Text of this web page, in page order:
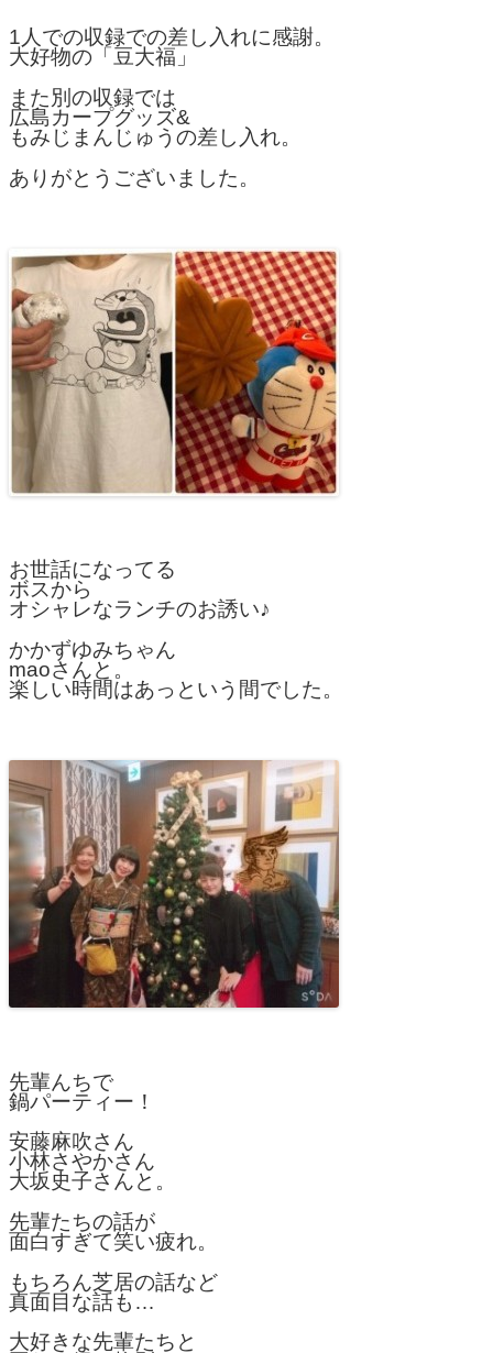
1人での収録での差し入れに感謝。
大好物の「豆大福」
また別の収録では
広島カープグッズ&
もみじまんじゅうの差し入れ。
ありがとうございました。
お世話になってる
ボスから
オシャレなランチのお誘い♪
かかずゆみちゃん
maoさんと。
楽しい時間はあっという間でした。
先輩んちで
鍋パーティー！
安藤麻吹さん
小林さやかさん
大坂史子さんと。
先輩たちの話が
面白すぎて笑い疲れ。
もちろん芝居の話など
真面目な話も…
大好きな先輩たちと